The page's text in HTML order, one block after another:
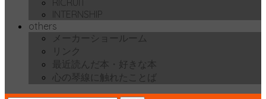
RICRUIT
INTERNSHIP
others
メーカーショールーム
リンク
最近読んだ本・好きな本
心の琴線に触れたことば